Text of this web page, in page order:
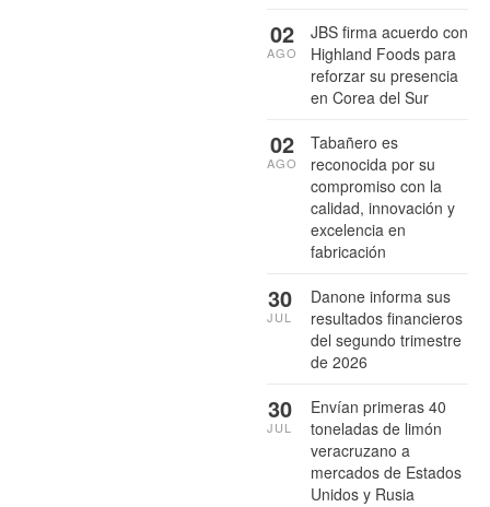
JBS firma acuerdo con
Highland Foods para
reforzar su presencia
en Corea del Sur
02
AGO
Tabañero es
reconocida por su
compromiso con la
calidad, innovación y
excelencia en
fabricación
02
AGO
Danone informa sus
resultados financieros
del segundo trimestre
de 2026
30
JUL
Envían primeras 40
toneladas de limón
veracruzano a
mercados de Estados
Unidos y Rusia
30
JUL